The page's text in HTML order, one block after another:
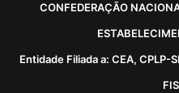
CONFEDERAÇÃO
Entidade Filiada a: CEA, CPLP-